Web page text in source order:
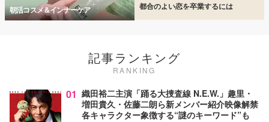
朝活コスメ＆インナーケア 都合のよい恋を卒業するには
記事ランキング
RANKING
01 織田裕二主演「踊る大捜査線 N.E.W.」趣里・
増田貴久・佐藤二朗ら新メンバー紹介映像解禁
各キャラクター象徴する“謎のキーワード”も